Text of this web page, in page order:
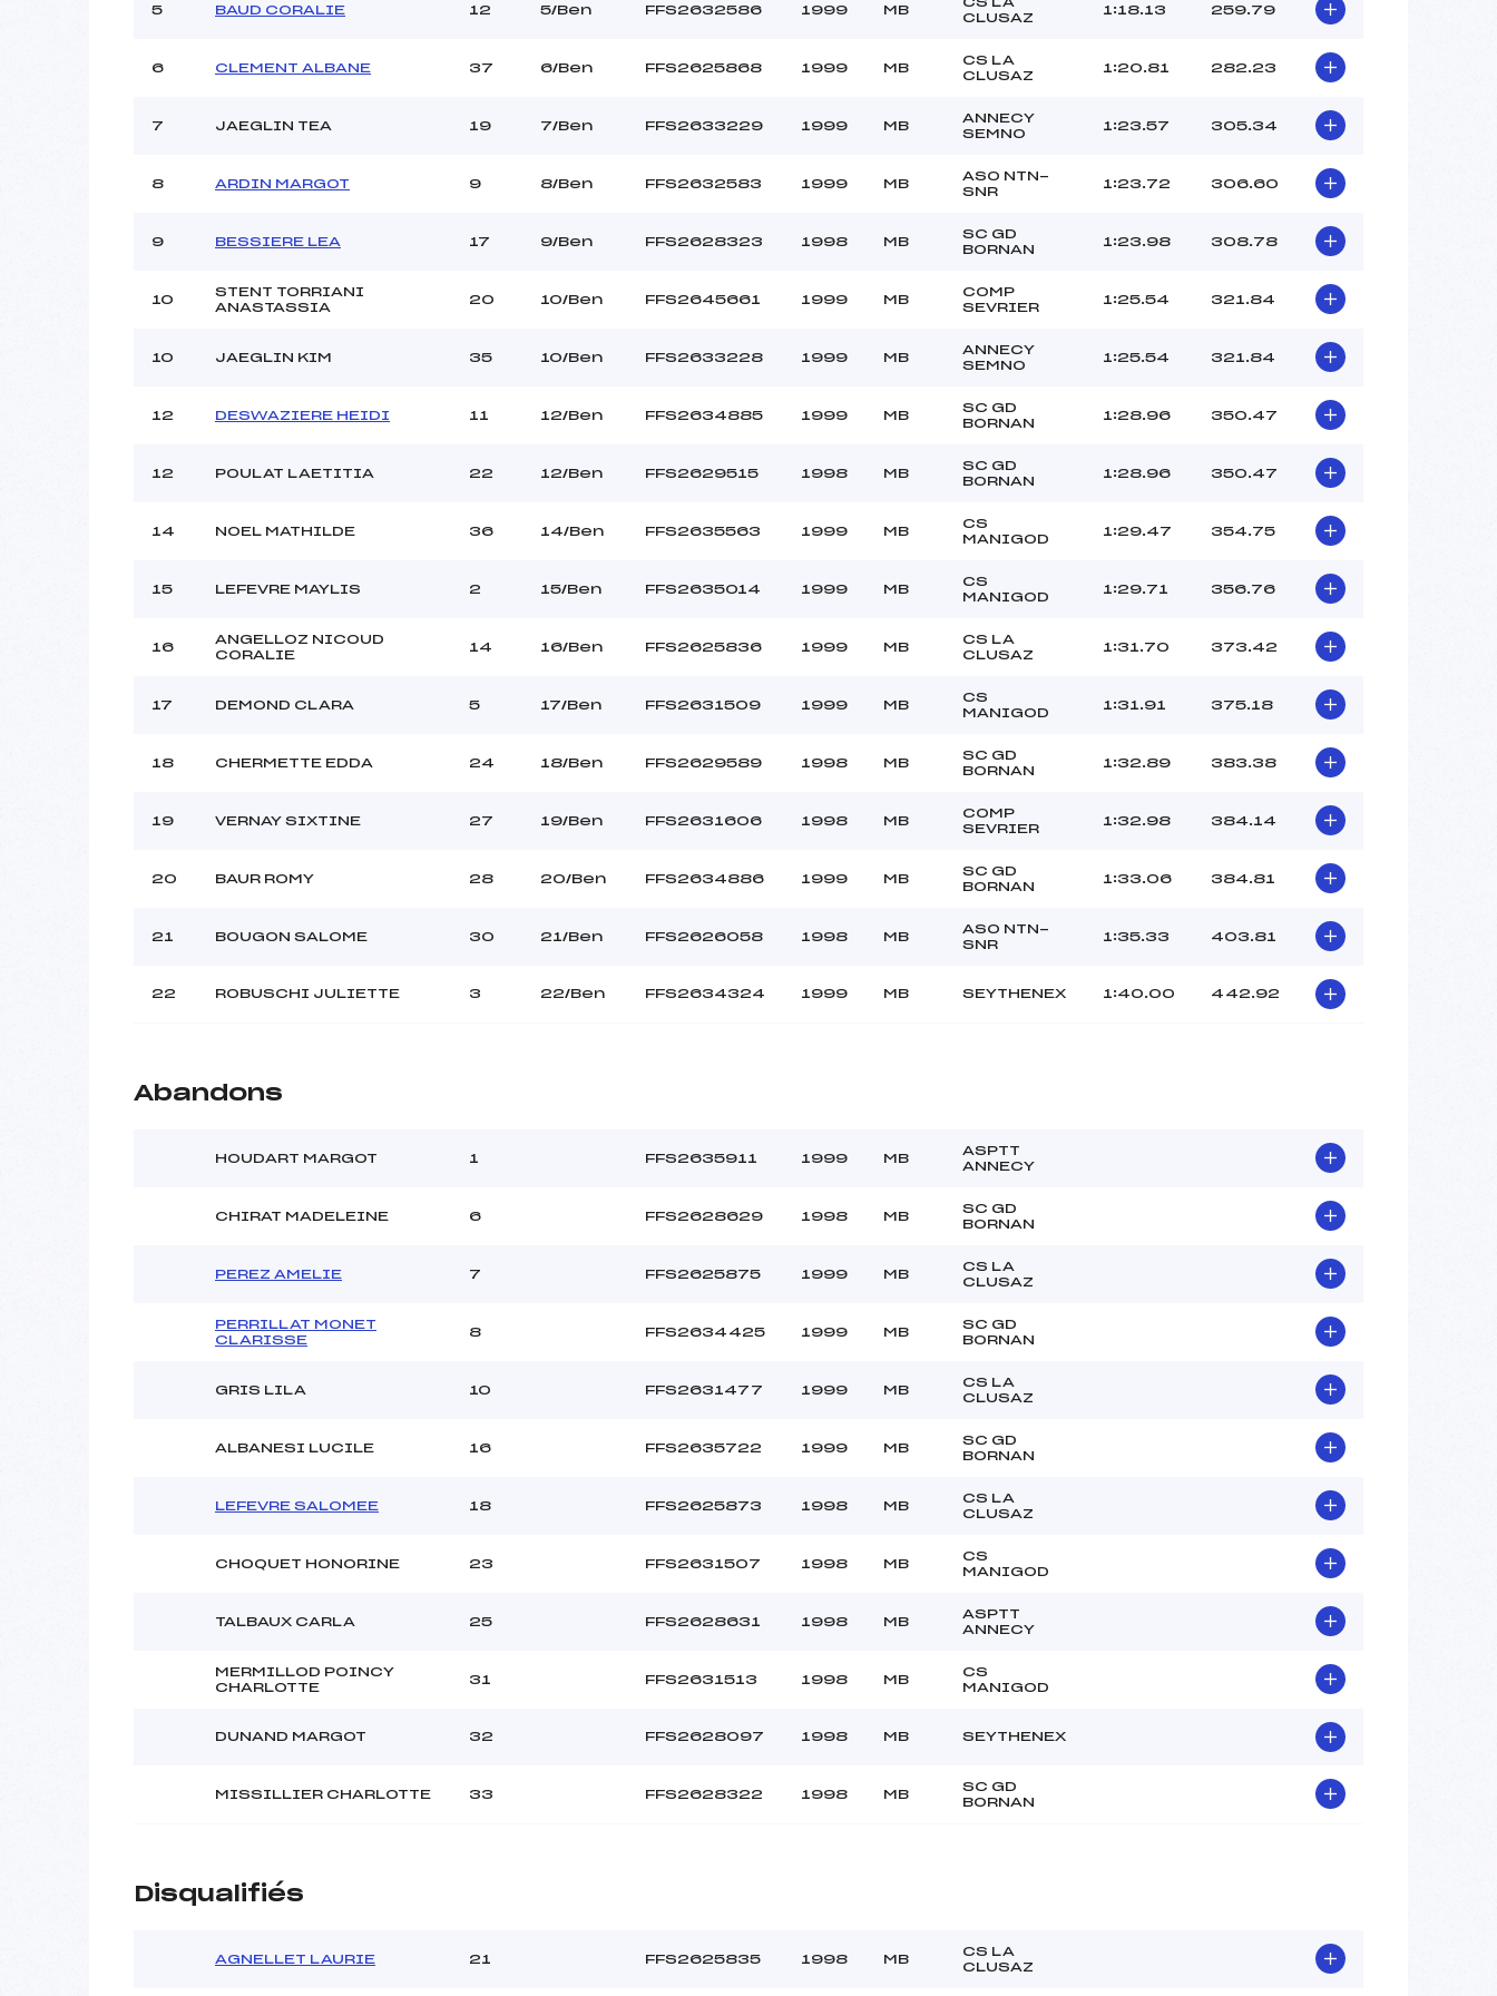
Ouvreurs E :
–
Neige :
–
Température départ :
5 BAUD CORALIE 12 5/Ben FFS2632586 1999 MB
CLUSAZ
1:18.13 259.79
6 CLEMENT ALBANE 37 6/Ben FFS2625868 1999 MB
CS LA
CLUSAZ
1:20.81 282.23
7 JAEGLIN TEA 19 7/Ben FFS2633229 1999 MB
ANNECY
SEMNO
1:23.57 305.34
8 ARDIN MARGOT 9 8/Ben FFS2632583 1999 MB
ASO NTN-
SNR
1:23.72 306.60
9 BESSIERE LEA 17 9/Ben FFS2628323 1998 MB
SC GD
BORNAN
1:23.98 308.78
10
STENT TORRIANI
ANASTASSIA
20 10/Ben FFS2645661 1999 MB
COMP
SEVRIER
1:25.54 321.84
10 JAEGLIN KIM 35 10/Ben FFS2633228 1999 MB
ANNECY
SEMNO
1:25.54 321.84
12 DESWAZIERE HEIDI 11 12/Ben FFS2634885 1999 MB
SC GD
BORNAN
1:28.96 350.47
12 POULAT LAETITIA 22 12/Ben FFS2629515 1998 MB
SC GD
BORNAN
1:28.96 350.47
14 NOEL MATHILDE 36 14/Ben FFS2635563 1999 MB
CS
MANIGOD
1:29.47 354.75
15 LEFEVRE MAYLIS 2 15/Ben FFS2635014 1999 MB
CS
MANIGOD
1:29.71 356.76
16
ANGELLOZ NICOUD
CORALIE
14 16/Ben FFS2625836 1999 MB
CS LA
CLUSAZ
1:31.70 373.42
17 DEMOND CLARA 5 17/Ben FFS2631509 1999 MB
CS
MANIGOD
1:31.91 375.18
18 CHERMETTE EDDA 24 18/Ben FFS2629589 1998 MB
SC GD
BORNAN
1:32.89 383.38
19 VERNAY SIXTINE 27 19/Ben FFS2631606 1998 MB
COMP
SEVRIER
1:32.98 384.14
20 BAUR ROMY 28 20/Ben FFS2634886 1999 MB
SC GD
BORNAN
1:33.06 384.81
21 BOUGON SALOME 30 21/Ben FFS2626058 1998 MB
ASO NTN-
SNR
1:35.33 403.81
22 ROBUSCHI JULIETTE 3 22/Ben FFS2634324 1999 MB SEYTHENEX 1:40.00 442.92
Abandons
HOUDART MARGOT 1 FFS2635911 1999 MB
ASPTT
ANNECY
CHIRAT MADELEINE 6 FFS2628629 1998 MB
SC GD
BORNAN
PEREZ AMELIE 7 FFS2625875 1999 MB
CS LA
CLUSAZ
PERRILLAT MONET
CLARISSE
8 FFS2634425 1999 MB
SC GD
BORNAN
GRIS LILA 10 FFS2631477 1999 MB
CS LA
CLUSAZ
ALBANESI LUCILE 16 FFS2635722 1999 MB
SC GD
BORNAN
LEFEVRE SALOMEE 18 FFS2625873 1998 MB
CS LA
CLUSAZ
CHOQUET HONORINE 23 FFS2631507 1998 MB
CS
MANIGOD
TALBAUX CARLA 25 FFS2628631 1998 MB
ASPTT
ANNECY
MERMILLOD POINCY
CHARLOTTE
31 FFS2631513 1998 MB
CS
MANIGOD
DUNAND MARGOT 32 FFS2628097 1998 MB SEYTHENEX
MISSILLIER CHARLOTTE 33 FFS2628322 1998 MB
SC GD
BORNAN
Disqualifiés
AGNELLET LAURIE 21 FFS2625835 1998 MB
CS LA
CLUSAZ